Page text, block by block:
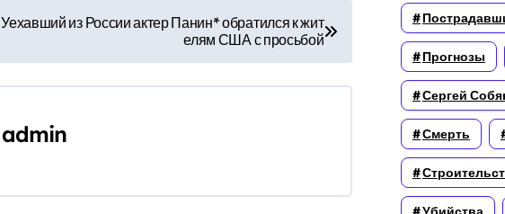
Уехавший из России актер Панин* обратился к жит
елям США с просьбой
admin
Прогнозы
Сергей
Смерть